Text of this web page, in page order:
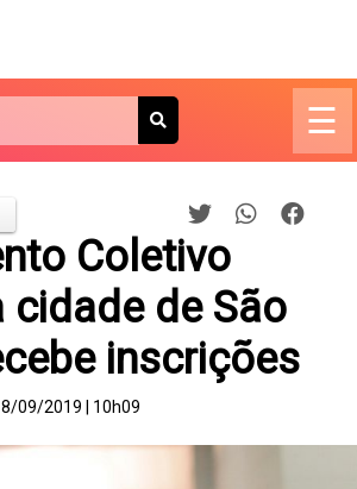
☰
Coletivo
cidade de São
inscrições
09/2019 | 10h09